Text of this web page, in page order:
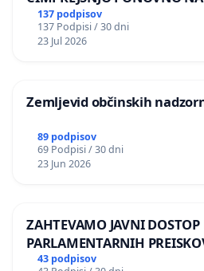
BERNARDA ŠRAJNERJA NA
REPUBLIKE SLOVENIJE V
137 podpisov
137 Podpisi / 30 dni
23 Jul 2026
Zemljevid občinskih
89 podpisov
69 Podpisi / 30 dni
23 Jun 2026
ZAHTEVAMO JAVNI
PARLAMENTARNIH
ILEGALNI TRGOVINI Z
43 podpisov